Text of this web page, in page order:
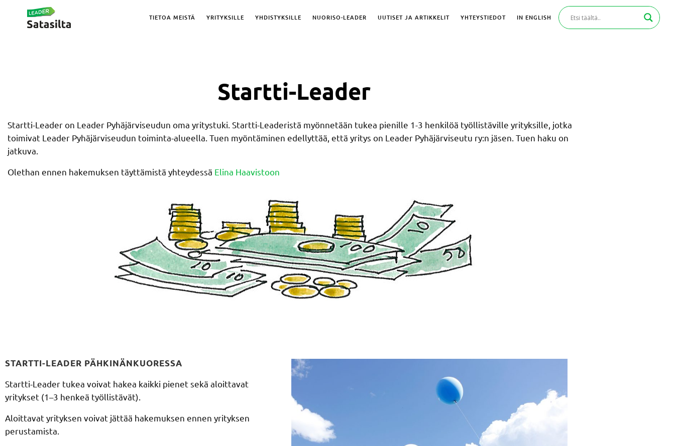
TIETOA MEISTÄ YRITYKSILLE YHDISTYKSILLE NUORISO-LEADER UUTISET JA ARTIKKELIT YHTEYSTIEDOT IN ENGLISH
Startti-Leader
Startti-Leader on Leader Pyhäjärviseudun oma yritystuki. Startti-Leaderistä myönnetään tukea pienille 1-3 henkilöä työllistäville yrityksille, jotka
toimivat Leader Pyhäjärviseudun toiminta-alueella. Tuen myöntäminen edellyttää, että yritys on Leader Pyhäjärviseutu ry:n jäsen. Tuen haku on
jatkuva.
Olethan ennen hakemuksen täyttämistä yhteydessä Elina Haavistoon
STARTTI-LEADER PÄHKINÄNKUORESSA
Startti-Leader tukea voivat hakea kaikki pienet sekä aloittavat
yritykset (1–3 henkeä työllistävät).
Aloittavat yrityksen voivat jättää hakemuksen ennen yrityksen
perustamista.